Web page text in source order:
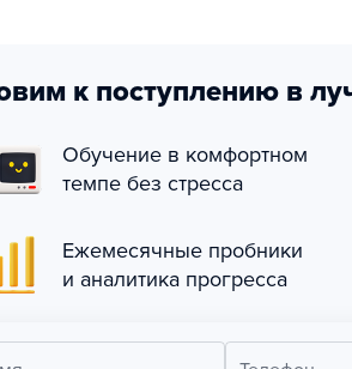
к поступлению в
Обучение в комфортном
темпе без стресса
Ежемесячные пробники
и аналитика прогресса